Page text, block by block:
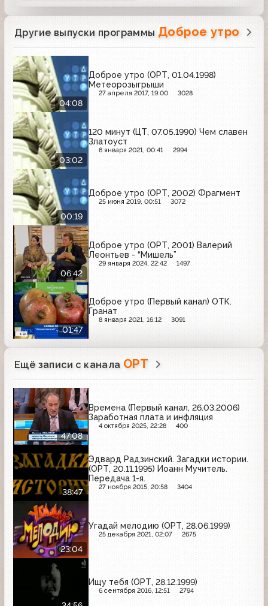
Другие выпуски программы Доброе утро
04:08
Доброе утро (ОРТ, 01.04.1998)
Метеорозыгрыши
27 апреля 2017, 19:00 3028
03:02
120 минут (ЦТ, 07.05.1990) Чем славен
Златоуст
6 января 2021, 00:41 2994
00:19
Доброе утро (ОРТ, 2002) Фрагмент
25 июня 2019, 00:51 3072
06:42
Доброе утро (ОРТ, 2001) Валерий
Леонтьев - “Мишель”
29 января 2024, 22:42 1497
01:47
Доброе утро (Первый канал) ОТК.
Гранат
8 января 2021, 16:12 3091
Ещё записи с канала ОРТ
47:08
Времена (Первый канал, 26.03.2006)
Заработная плата и инфляция
4 октября 2025, 22:28 400
38:47
Эдвард Радзинский. Загадки истории.
(ОРТ, 20.11.1995) Иоанн Мучитель.
Передача 1-я.
27 ноября 2015, 20:58 3404
23:04
Угадай мелодию (ОРТ, 28.06.1999)
25 декабря 2021, 02:07 2675
Ищу тебя (ОРТ, 28.12.1999)
6 сентября 2016, 12:51 2794